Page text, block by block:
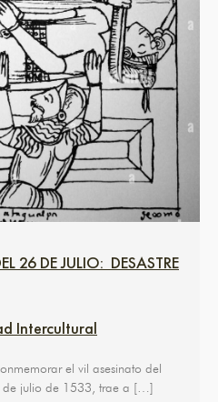
26 DE JULIO: DESASTRE
Intercultural
el vil asesinato del
de julio de 1533, trae a […]